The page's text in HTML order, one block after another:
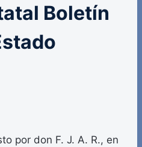
Boletín
por don F. J. A. R., en